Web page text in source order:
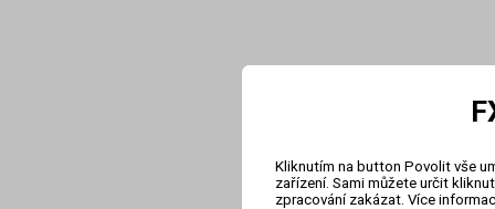
Kliknutím na button Povolit vše
zařízení. Sami můžete určit
zpracování zakázat. Více